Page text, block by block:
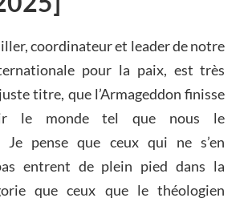
coordinateur et leader de notre
pour la paix, est très
titre, que l’Armageddon finisse
le monde tel que nous le
Je pense que ceux qui ne s’en
entrent de plein pied dans la
que ceux que le théologien